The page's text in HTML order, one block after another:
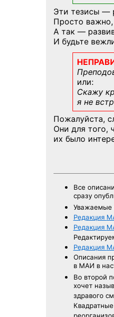
Эти тезисы —
Просто
А так —
И будьте
или:
Скажу
я не
Пожалуйста,
Они для того,
их было
Все
сразу
Уважаемые
Редакция
Редакция
Редакция
Описания
в МАИ в
Во второй
хочет
здравого